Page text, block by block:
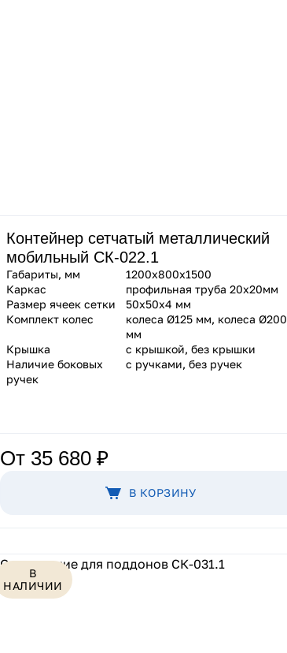
Контейнер сетчатый металлический
мобильный СК-022.1
Габариты, мм
1200х800х1500
Каркас
профильная труба 20х20мм
Размер ячеек сетки
50х50х4 мм
Комплект колес
колеса Ø125 мм, колеса Ø200
мм
Крышка
с крышкой, без крышки
Наличие боковых
ручек
с ручками, без ручек
От 35 680 ₽
В КОРЗИНУ
В
НАЛИЧИИ